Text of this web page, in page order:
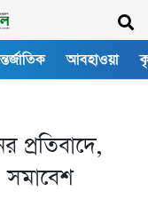
আবহাওয়া
প্রতিবাদে,